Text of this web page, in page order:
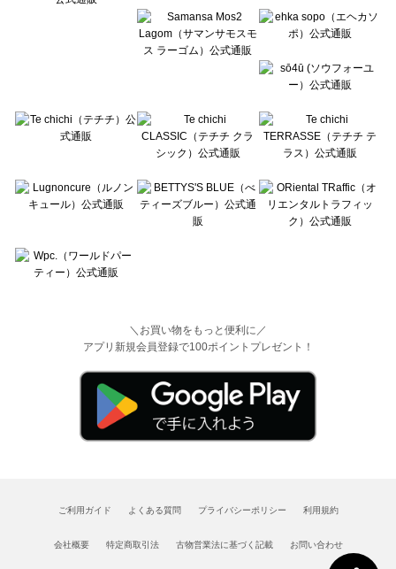
＼お買い物をもっと便利に／
アプリ新規会員登録で100ポイントプレゼント！
ご利用ガイド よくある質問 プライバシーポリシー 利用規約
会社概要 特定商取引法 古物営業法に基づく記載 お問い合わせ